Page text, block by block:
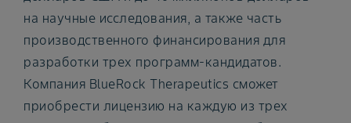
на научные исследования, а также часть
производственного финансирования для
разработки трех программ-кандидатов.
Компания BlueRock Therapeutics сможет
приобрести лицензию на каждую из трех